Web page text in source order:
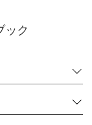
ック